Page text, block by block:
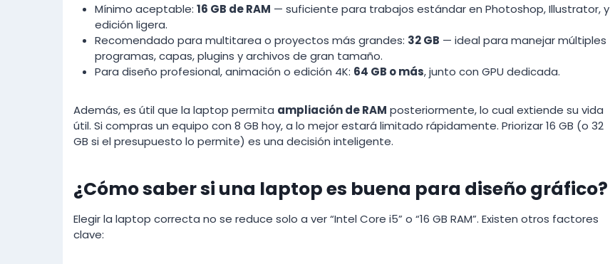
Mínimo aceptable: 16 GB de RAM — suficiente para trabajos estándar en Photoshop, Illustrator, y
edición ligera.
Recomendado para multitarea o proyectos más grandes: 32 GB — ideal para manejar múltiples
programas, capas, plugins y archivos de gran tamaño.
Para diseño profesional, animación o edición 4K: 64 GB o más, junto con GPU dedicada.
Además, es útil que la laptop permita ampliación de RAM posteriormente, lo cual extiende su vida
útil. Si compras un equipo con 8 GB hoy, a lo mejor estará limitado rápidamente. Priorizar 16 GB (o 32
GB si el presupuesto lo permite) es una decisión inteligente.
¿Cómo saber si una laptop es buena para diseño gráfico?
Elegir la laptop correcta no se reduce solo a ver “Intel Core i5” o “16 GB RAM”. Existen otros factores
clave: